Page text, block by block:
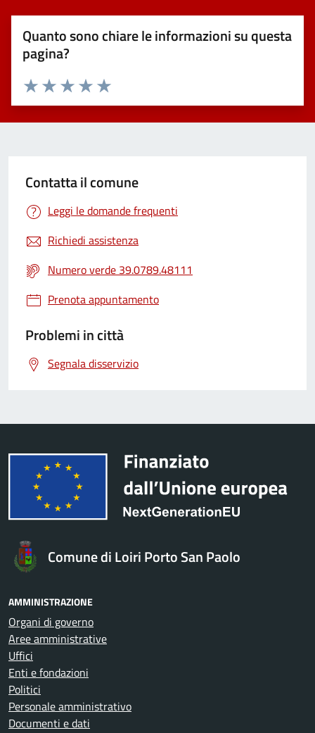
Quanto sono chiare le informazioni su questa
pagina?
Valuta 5 stelle su 5
Valuta 4 stelle su 5
Valuta 3 stelle su 5
Valuta 2 stelle su 5
Valuta 1 stelle su 5
Contatta il comune
Leggi le domande frequenti
Richiedi assistenza
Numero verde 39.0789.48111
Prenota appuntamento
Problemi in città
Segnala disservizio
Comune di Loiri Porto San Paolo
AMMINISTRAZIONE
Organi di governo
Aree amministrative
Uffici
Enti e fondazioni
Politici
Personale amministrativo
Documenti e dati